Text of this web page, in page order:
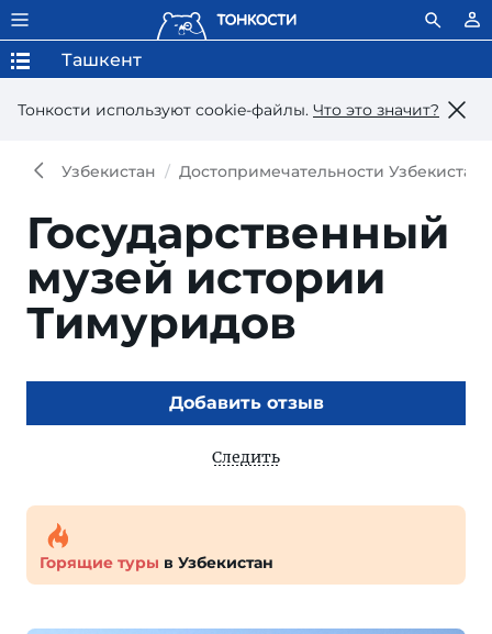
Тонкости используют сookie-файлы. Что это значит?
Ташкент
Узбекистан Достопримечательности Узбекистана
Государственный
музей истории
Тимуридов
Добавить отзыв
Следить
Горящие туры в Узбекистан